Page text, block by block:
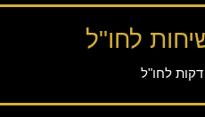
לחו"ל
לחו"ל